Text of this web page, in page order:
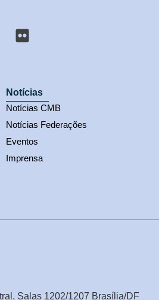
Notícias
Notícias CMB
Notícias Federações
Eventos
Imprensa
Salas 1202/1207 Brasília/DF